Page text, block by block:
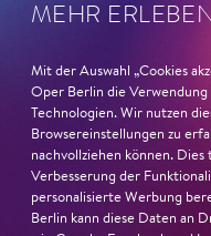
wie die verzweifelte
MEHR
Mit der Auswahl „Cookies
Oper Berlin die Verwendung
Technologien. Wir nutzen
Browsereinstellungen zu
nachvollziehen können.
Verbesserung der
personalisierte Werbung
Berlin kann diese Daten an